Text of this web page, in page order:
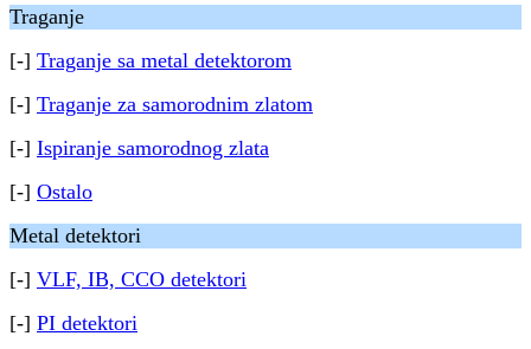
Traganje
[-] Traganje sa metal detektorom
[-] Traganje za samorodnim zlatom
[-] Ispiranje samorodnog zlata
[-] Ostalo
Metal detektori
[-] VLF, IB, CCO detektori
[-] PI detektori